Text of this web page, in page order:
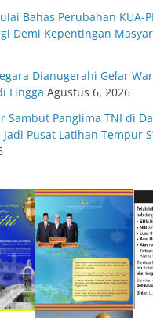
Bahas Perubahan KUA-
Demi Kepentingan
Dianugerahi Gelar
Lingga Agustus 6, 2026
Sambut Panglima TNI di
Pusat Latihan Tempur